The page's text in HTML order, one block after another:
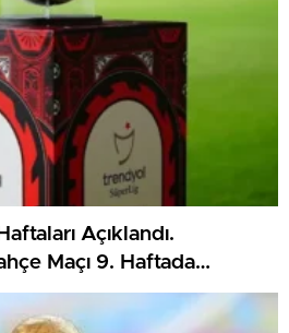
Açıklandı.
Maçı 9. Haftada